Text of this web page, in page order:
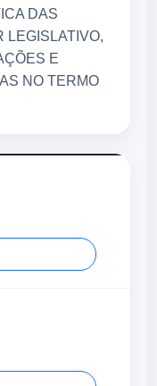
DAS
LEGISLATIVO,
E
NO TERMO